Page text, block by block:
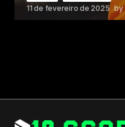
11 de fevereiro de 2025 by